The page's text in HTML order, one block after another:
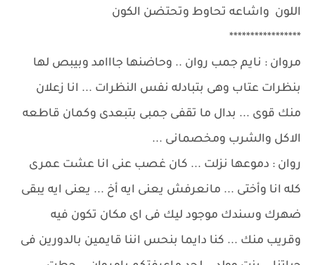
اللون واشاعه تحاوط وتحتضن الكون
*****************
مروان : نايم جمب روان .. وحاضنها جااامد وبيبص لها
بنظرات عتاب وهى بتبادله نفس النظرات ... انا زعلان
منك قوى ... بدال ما تقفى جمبى بتبعدى وكمان قاطعه
الاكل والشرب ومخصمانى ...
روان : دموعها نزلت ... كان غصب عنى انا عشت عمرى
كله انا وأختى ... مانعرفش يعنى ايه أخ ... يعنى ايه يبقى
ضهرك وسندك موجود ليك فى اى مكان تكون فيه
وقريب منك ... كنا دايما بنحس اننا قايمين بالدورين فى